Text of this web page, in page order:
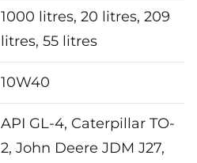
1000 litres, 20 litres, 209
litres, 55 litres
10W40
API GL-4, Caterpillar TO-
2, John Deere JDM J27,